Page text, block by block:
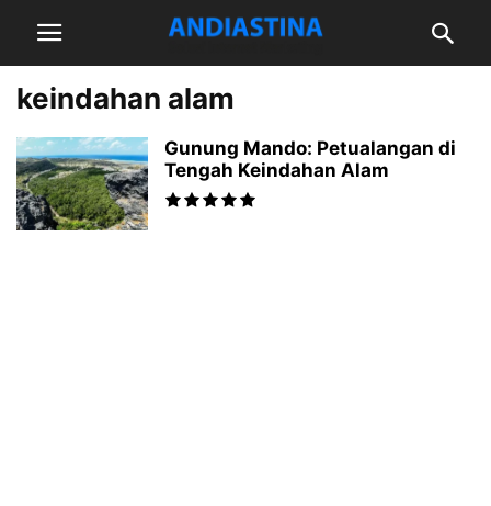
keindahan alam
Gunung Mando: Petualangan di
Tengah Keindahan Alam